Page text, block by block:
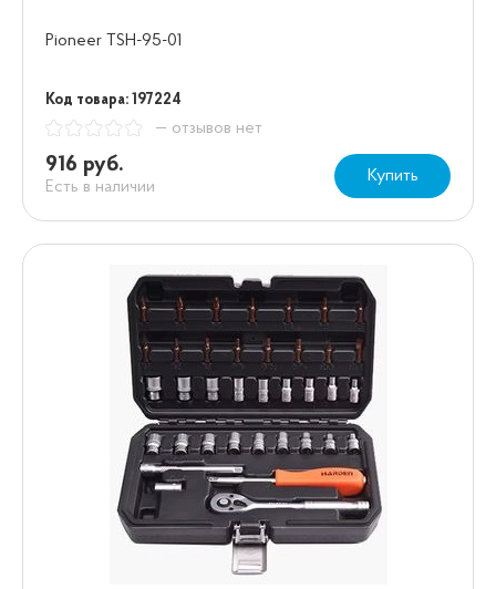
Pioneer TSH-95-01
Код товара: 197224
— отзывов нет
916 руб.
Есть в наличии
Купить